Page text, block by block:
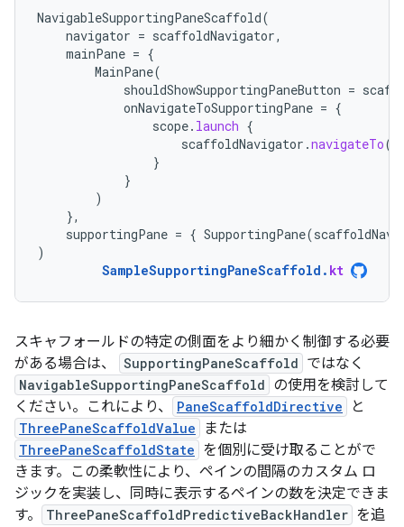
NavigableSupportingPaneScaffold(
navigator = scaffoldNavigator,
mainPane = {
MainPane(
shouldShowSupportingPaneButton =
onNavigateToSupportingPane = {
scope. launch {
scaffoldNavigator .navigateTo(
}
}
)
},
supportingPane = { SupportingPane(
)
SampleSupportingPaneScaffold . kt
スキャフォールドの特定の側面をより細かく制御する必要
がある場合は、
SupportingPaneScaffold ではなく
NavigableSupportingPaneScaffold の使用を検討して
ください。これにより、
PaneScaffoldDirective と
ThreePaneScaffoldValue または
ThreePaneScaffoldState を個別に受け取ることがで
きます。この柔軟性により、ペインの間隔のカスタム ロ
ジックを実装し、同時に表示するペインの数を決定できま
す。
ThreePaneScaffoldPredictiveBackHandler を追